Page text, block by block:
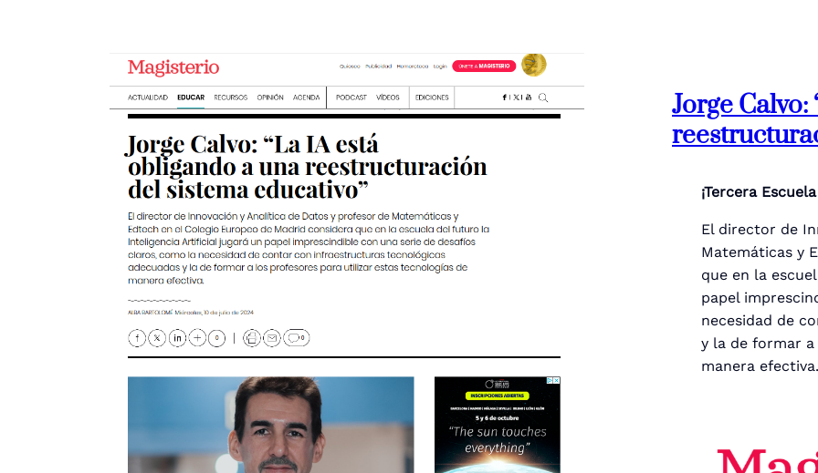
Jorge
¡Tercera
El director de
Matemáticas y
que en la
papel
necesidad de
y la de formar
manera efectiva.